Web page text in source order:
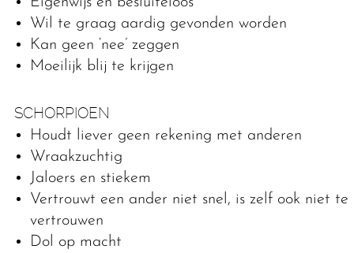
Wil te graag aardig gevonden worden
Kan geen ‘nee’ zeggen
Moeilijk blij te krijgen
SCHORPIOEN
Houdt liever geen rekening met anderen
Wraakzuchtig
Jaloers en stiekem
Vertrouwt een ander niet snel, is zelf ook niet te
vertrouwen
Dol op macht